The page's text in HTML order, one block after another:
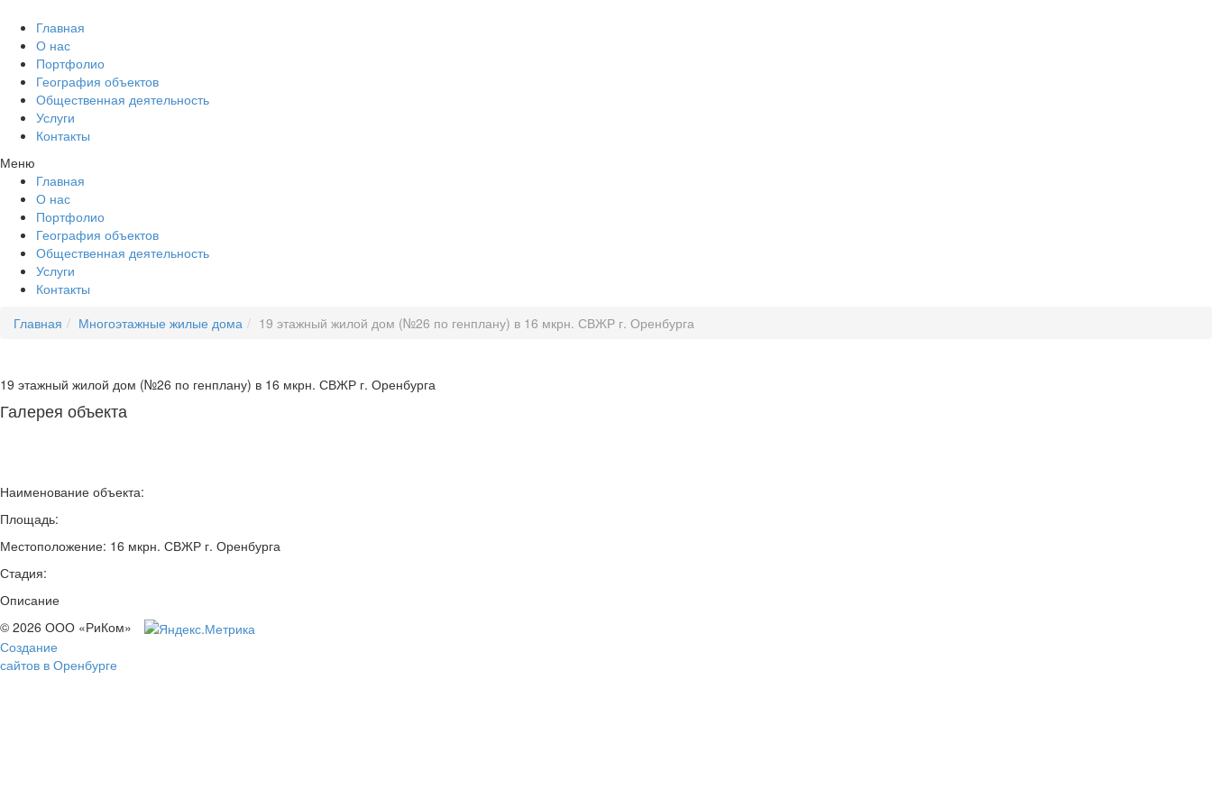
Главная
О нас
Портфолио
География объектов
Общественная деятельность
Услуги
Контакты
Меню
Главная
О нас
Портфолио
География объектов
Общественная деятельность
Услуги
Контакты
Главная
Многоэтажные жилые дома 19 этажный жилой дом (№26 по генплану) в 16 мкрн. СВЖР г. Оренбурга
19 этажный жилой дом (№26 по генплану) в 16 мкрн. СВЖР г. Оренбурга
Галерея объекта
Наименование объекта:
Площадь:
Местоположение: 16 мкрн. СВЖР г. Оренбурга
Стадия:
Описание
© 2026 ООО «РиКом»
Создание
сайтов в Оренбурге